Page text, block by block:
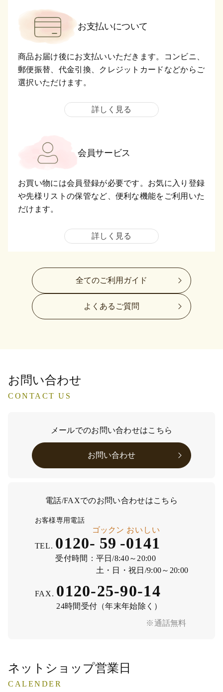
お支払いについて
商品お届け後にお支払いいただきます。コンビニ、
郵便振替、代金引換、クレジットカードなどからご
選択いただけます。
詳しく見る
会員サービス
お買い物には会員登録が必要です。お気に入り登録
や先様リストの保管など、便利な機能をご利用いた
だけます。
詳しく見る
全てのご利用ガイド
よくあるご質問
お問い合わせ
CONTACT US
メールでのお問い合わせはこちら
お問い合わせ
電話/FAXでのお問い合わせはこちら
※通話無料
お客様専用電話
TEL. 0120- 59
ゴックン
-0141
おいしい
受付時間： 平日/8:40～20:00
土・日・祝日/9:00～20:00
FAX. 0120-25-90-14
24時間受付（年末年始除く）
ネットショップ営業日
CALENDER